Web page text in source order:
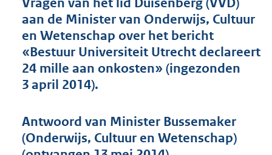
d
s
g
r
o
4
0
Vragen van het lid Duisenberg (VVD)
aan de Minister van Onderwijs, Cultuur
en Wetenschap over het bericht
«Bestuur Universiteit Utrecht declareert
24 mille aan onkosten» (ingezonden
3 april 2014).
Antwoord van Minister Bussemaker
(Onderwijs, Cultuur en Wetenschap)